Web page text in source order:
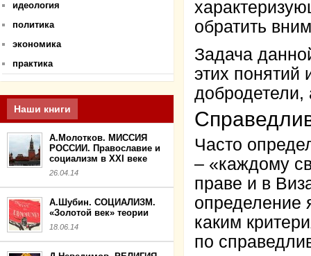
идеология
политика
экономика
практика
Наши книги
А.Молотков. МИССИЯ
РОССИИ. Православие и
социализм в XXI веке
26.04.14
А.Шубин. СОЦИАЛИЗМ.
«Золотой век» теории
18.06.14
обратить
Задача
этих понятий
Часто
– «каждому
праве и в
определение
каким
по